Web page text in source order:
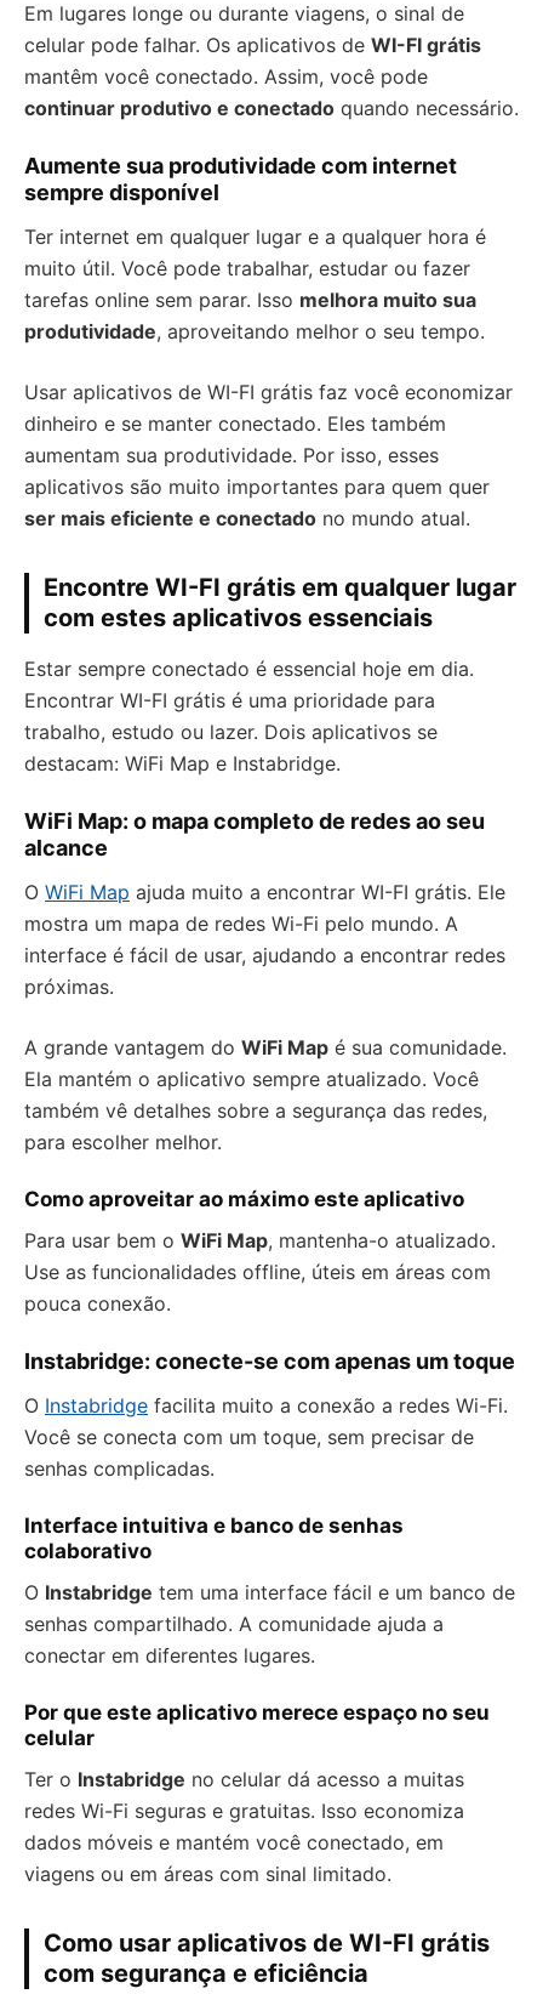
Em lugares longe ou durante viagens, o sinal de
celular pode falhar. Os aplicativos de WI-FI grátis
mantêm você conectado. Assim, você pode
continuar produtivo e conectado quando necessário.
Aumente sua produtividade com internet
sempre disponível
Ter internet em qualquer lugar e a qualquer hora é
muito útil. Você pode trabalhar, estudar ou fazer
tarefas online sem parar. Isso melhora muito sua
produtividade, aproveitando melhor o seu tempo.
Usar aplicativos de WI-FI grátis faz você economizar
dinheiro e se manter conectado. Eles também
aumentam sua produtividade. Por isso, esses
aplicativos são muito importantes para quem quer
ser mais eficiente e conectado no mundo atual.
Encontre WI-FI grátis em qualquer lugar
com estes aplicativos essenciais
Estar sempre conectado é essencial hoje em dia.
Encontrar WI-FI grátis é uma prioridade para
trabalho, estudo ou lazer. Dois aplicativos se
destacam: WiFi Map e Instabridge.
WiFi Map: o mapa completo de redes ao seu
alcance
O WiFi Map ajuda muito a encontrar WI-FI grátis. Ele
mostra um mapa de redes Wi-Fi pelo mundo. A
interface é fácil de usar, ajudando a encontrar redes
próximas.
A grande vantagem do WiFi Map é sua comunidade.
Ela mantém o aplicativo sempre atualizado. Você
também vê detalhes sobre a segurança das redes,
para escolher melhor.
Como aproveitar ao máximo este aplicativo
Para usar bem o WiFi Map, mantenha-o atualizado.
Use as funcionalidades offline, úteis em áreas com
pouca conexão.
Instabridge: conecte-se com apenas um toque
O Instabridge facilita muito a conexão a redes Wi-Fi.
Você se conecta com um toque, sem precisar de
senhas complicadas.
Interface intuitiva e banco de senhas
colaborativo
O Instabridge tem uma interface fácil e um banco de
senhas compartilhado. A comunidade ajuda a
conectar em diferentes lugares.
Por que este aplicativo merece espaço no seu
celular
Ter o Instabridge no celular dá acesso a muitas
redes Wi-Fi seguras e gratuitas. Isso economiza
dados móveis e mantém você conectado, em
viagens ou em áreas com sinal limitado.
Como usar aplicativos de WI-FI grátis
com segurança e eficiência